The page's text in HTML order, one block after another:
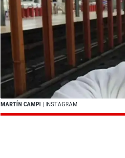
MARTÍN CAMPI | INSTAGRAM